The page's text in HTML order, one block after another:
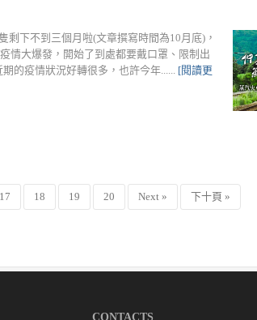
剩下不到三個月啦(文章撰寫時間為10月底)，
情大爆發，開始了到處都要戴口罩、限制出
的疫情狀況好轉很多，也許今年...... [閱讀更
17 18 19 20 Next » 下十頁 »
CONTACTS